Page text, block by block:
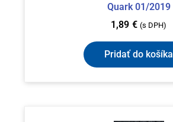
Quark 01/2019
1,89 € (s DPH)
Pridať do košíka